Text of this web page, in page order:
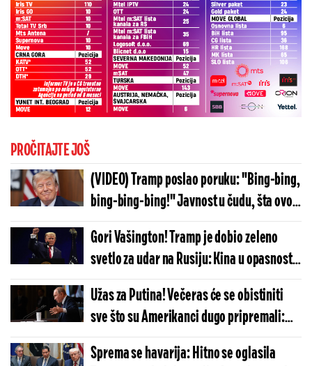
PROČITAJTE JOŠ
(VIDEO) Tramp poslao poruku: "Bing-bing,
bing-bing-bing!" Javnost u čudu, šta ovo
treba da znači?
Gori Vašington! Tramp je dobio zeleno
svetlo za udar na Rusiju: Kina u opasnosti,
posledice će biti katastrofalne
Užas za Putina! Večeras će se obistiniti
sve što su Amerikanci dugo pripremali:
Dramatične vesti obilaze planetu
Sprema se havarija: Hitno se oglasila